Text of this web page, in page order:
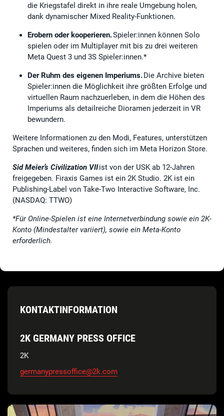
die Kriegstafel direkt in ihre reale Umgebung holen,
dank dynamischer Mixed Reality-Funktionen.
Erobern oder kooperieren.Spieler:innen können Solo
spielen oder im Multiplayer mit bis zu drei weiteren
Meta Quest 3 und 3S Spieler:innen.*
Der Ruhm des eigenen Imperiums.Die Archive bieten
Spieler:innen die Möglichkeit ihre größten Erfolge und
virtuellen Raum nachzuerleben, in dem die Höhen des
Imperiums als detailreiche Dioramen jederzeit in VR
bewundern.
Weitere Informationen zu den Modi, Features, unterstützen
Sprachen und weiteres, finden sich im Meta Horizon Store.
Sid Meier’s Civilization VIIist von der USK ab 12-Jahren
freigegeben. Firaxis Games ist ein 2K Studio. 2K ist ein
Publishing-Label von Take-Two Interactive Software, Inc.
(NASDAQ: TTWO)
*Für Online-Spielen ist eine Internetverbindung sowie ein 2K-
Konto (Mindestalter variiert), sowie ein Meta-Konto
erforderlich.
KONTAKTINFORMATION
2K GERMANY PRESS OFFICE
2K
germanypressoffice@2k.com